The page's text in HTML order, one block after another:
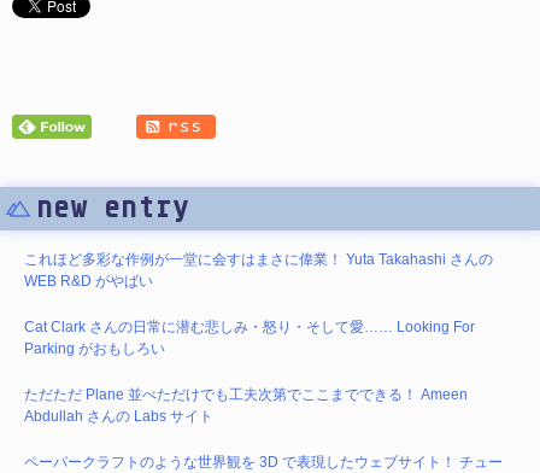
new entry
これほど多彩な作例が一堂に会すはまさに偉業！ Yuta Takahashi さんの
WEB R&D がやばい
Cat Clark さんの日常に潜む悲しみ・怒り・そして愛…… Looking For
Parking がおもしろい
ただただ Plane 並べただけでも工夫次第でここまでできる！ Ameen
Abdullah さんの Labs サイト
ペーパークラフトのような世界観を 3D で表現したウェブサイト！ チュー